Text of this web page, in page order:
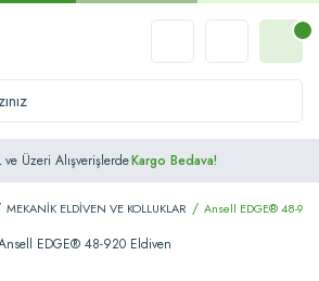
ve Üzeri AlışverişlerdeKargo Bedava!
MEKANİK ELDİVEN VE KOLLUKLAR Ansell EDGE® 48-